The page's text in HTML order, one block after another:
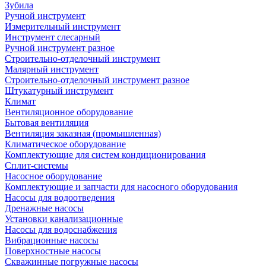
Зубила
Ручной инструмент
Измерительный инструмент
Инструмент слесарный
Ручной инструмент разное
Строительно-отделочный инструмент
Малярный инструмент
Строительно-отделочный инструмент разное
Штукатурный инструмент
Климат
Вентиляционное оборудование
Бытовая вентиляция
Вентиляция заказная (промышленная)
Климатическое оборудование
Комплектующие для систем кондиционирования
Сплит-системы
Насосное оборудование
Комплектующие и запчасти для насосного оборудования
Насосы для водоотведения
Дренажные насосы
Установки канализационные
Насосы для водоснабжения
Вибрационные насосы
Поверхностные насосы
Скважинные погружные насосы